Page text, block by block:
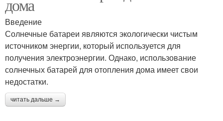
дома
Введение
Солнечные батареи являются экологически чистым
источником энергии, который используется для
получения электроэнергии. Однако, использование
солнечных батарей для отопления дома имеет свои
недостатки.
читать дальше →